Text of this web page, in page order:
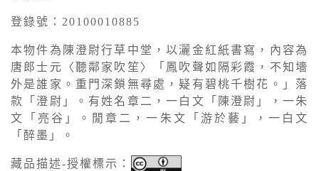
登錄號：20100010885
本物件為陳澄尉行草中堂，以灑金紅紙書寫，內容為
唐郎士元〈聽鄰家吹笙〉「鳳吹聲如隔彩霞，不知墻
外是誰家。重門深鎖無尋處，疑有碧桃千樹花。」落
款「澄尉」。有姓名章二，一白文「陳澄尉」，一朱
文「亮谷」。閒章二，一朱文「游於藝」，一白文
「醉墨」。
藏品描述-授權標示：